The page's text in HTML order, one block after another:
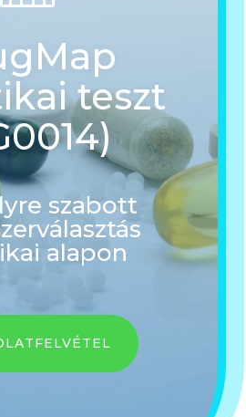
teszt
szabott
alapon